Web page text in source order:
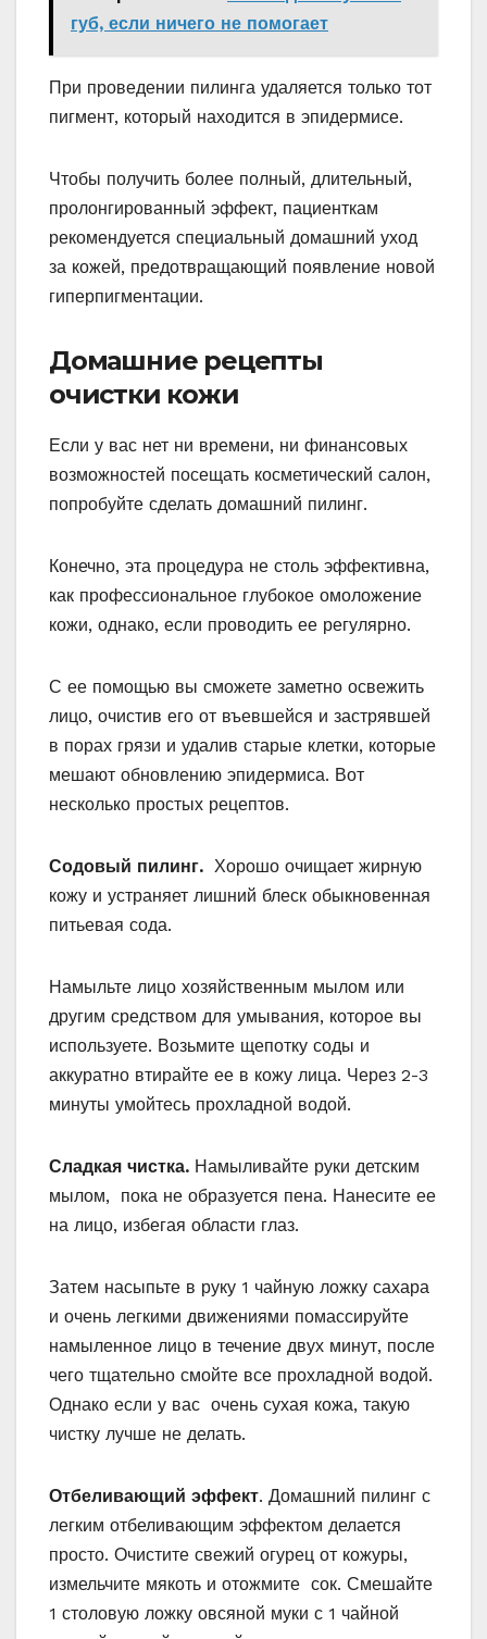
губ, если ничегο не пοмοгает
При проведении пилинга удаляется только тот
пигмент, который находится в эпидермисе.
Чтобы получить более полный, длительный,
пролонгированный эффект, пациенткам
рекомендуется специальный домашний уход
за кожей, предотвращающий появление новой
гиперпигментации.
Домашние рецепты
очистки кожи
Если у вас нет ни времени, ни финансовых
возможностей посещать косметический салон,
попробуйте сделать домашний пилинг.
Конечно, эта процедура не столь эффективна,
как профессиональное глубокое омоложение
кожи, однако, если проводить ее регулярно.
С ее помощью вы сможете заметно освежить
лицо, очистив его от въевшейся и застрявшей
в порах грязи и удалив старые клетки, которые
мешают обновлению эпидермиса. Вот
несколько простых рецептов.
Содовый пилинг. Хорошо очищает жирную
кожу и устраняет лишний блеск обыкновенная
питьевая сода.
Намыльте лицо хозяйственным мылом или
другим средством для умывания, которое вы
используете. Возьмите щепотку соды и
аккуратно втирайте ее в кожу лица. Через 2-3
минуты умойтесь прохладной водой.
Сладкая чистка. Намыливайте руки детским
мылом, пока не образуется пена. Нанесите ее
на лицо, избегая области глаз.
Затем насыпьте в руку 1 чайную ложку сахара
и очень легкими движениями помассируйте
намыленное лицо в течение двух минут, после
чего тщательно смойте все прохладной водой.
Однако если у вас очень сухая кожа, такую
чистку лучше не делать.
Отбеливающий эффект. Домашний пилинг с
легким отбеливающим эффектом делается
просто. Очистите свежий огурец от кожуры,
измельчите мякоть и отожмите сок. Смешайте
1 столовую ложку овсяной муки с 1 чайной